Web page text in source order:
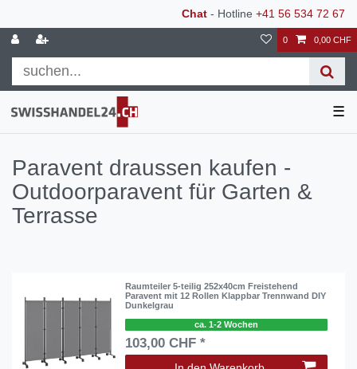
Chat - Hotline +41 56 534 72 67
0 0,00 CHF
☰
Paravent draussen kaufen -
Outdoorparavent für Garten &
Terrasse
Raumteiler 5-teilig 252x40cm Freistehend
Paravent mit 12 Rollen Klappbar Trennwand DIY
Dunkelgrau
ca. 1-2 Wochen
103,00 CHF *